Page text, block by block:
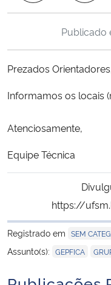
Ministério de Minas e Energia
Ministério do Turismo
Ministério do Desenvolvimento
Controladoria-Geral da União
Publicado
Prezados
Informamos os locais
Atenciosamente,
Equipe Técnica
https://
Registrado em SEM
Assunto(s): GEPFICA